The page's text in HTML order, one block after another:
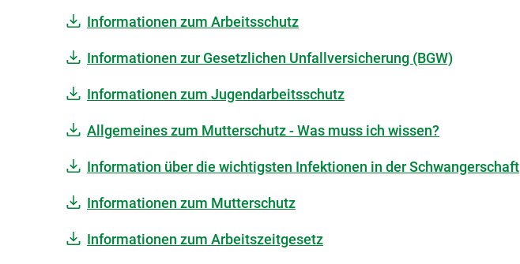
Informationen zum Arbeitsschutz
Informationen zur Gesetzlichen Unfallversicherung (BGW)
Informationen zum Jugendarbeitsschutz
Allgemeines zum Mutterschutz - Was muss ich wissen?
Information über die wichtigsten Infektionen in der Schwangerschaft
Informationen zum Mutterschutz
Informationen zum Arbeitszeitgesetz